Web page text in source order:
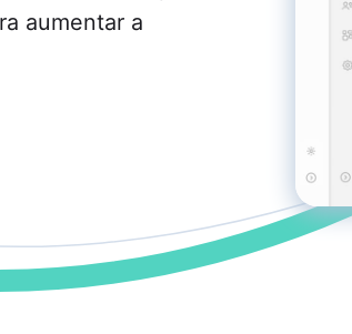
Permite a postagem automática de notícias do
seu site nas redes sociais via RSS, aumentando
enfrentar tarefas rotineiras, desde a geração de
ideias e a criação de planos de conteúdo até a
redação de textos e a análise de dados.
aumentar a